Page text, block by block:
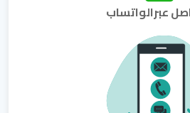
عبرالواتساب